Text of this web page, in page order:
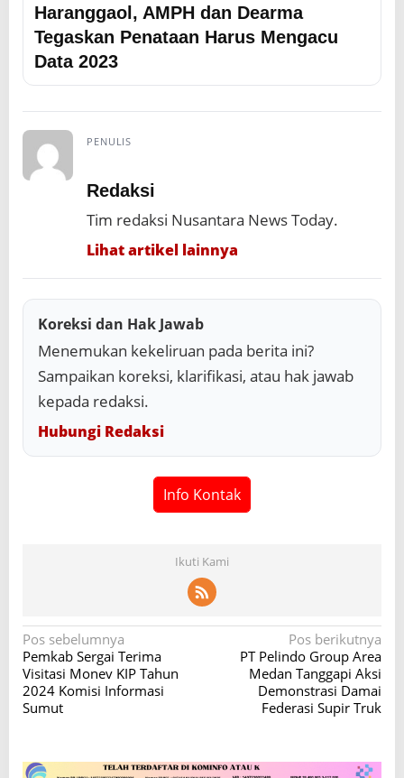
Haranggaol, AMPH dan Dearma
Tegaskan Penataan Harus Mengacu
Data 2023
PENULIS
Redaksi
Tim redaksi Nusantara News Today.
Lihat artikel lainnya
Koreksi dan Hak Jawab
Menemukan kekeliruan pada berita ini?
Sampaikan koreksi, klarifikasi, atau hak jawab
kepada redaksi.
Hubungi Redaksi
Info Kontak
Ikuti Kami
N
a
v
i
a
Pos sebelumnya
Pemkab Sergai Terima
Visitasi Monev KIP Tahun
2024 Komisi Informasi
Sumut
Pos berikutnya
PT Pelindo Group Area
Medan Tanggapi Aksi
Demonstrasi Damai
Federasi Supir Truk